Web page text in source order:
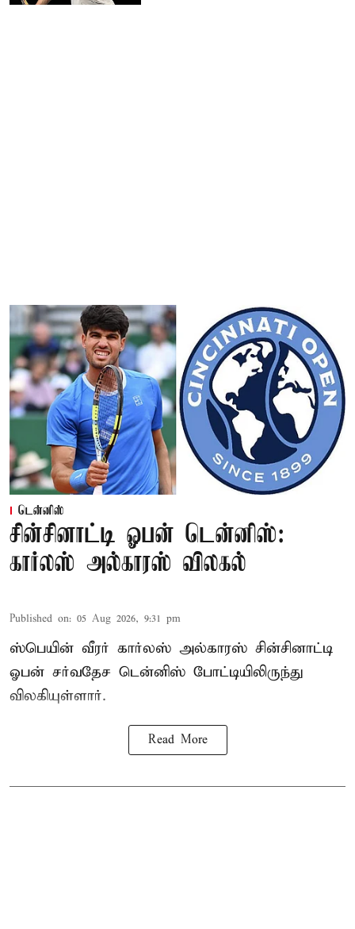
டென்னிஸ்
சின்சினாட்டி ஓபன் டென்னிஸ்:
கார்லஸ் அல்காரஸ் விலகல்
Published on: 05 Aug 2026, 9:31 pm
ஸ்பெயின் வீரர் கார்லஸ் அல்காரஸ் சின்சினாட்டி
ஓபன் சர்வதேச டென்னிஸ் போட்டியிலிருந்து
விலகியுள்ளார்.
Read More